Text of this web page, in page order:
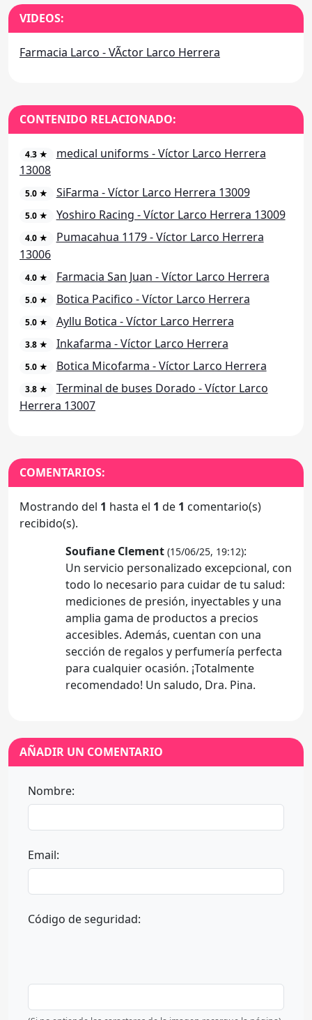
VIDEOS:
Farmacia Larco - VÃ­ctor Larco Herrera
CONTENIDO RELACIONADO:
4.3 ★
medical uniforms - Víctor Larco Herrera
13008
5.0 ★ SiFarma - Víctor Larco Herrera 13009
5.0 ★ Yoshiro Racing - Víctor Larco Herrera 13009
4.0 ★
Pumacahua 1179 - Víctor Larco Herrera
13006
4.0 ★ Farmacia San Juan - Víctor Larco Herrera
5.0 ★ Botica Pacifico - Víctor Larco Herrera
5.0 ★ Ayllu Botica - Víctor Larco Herrera
3.8 ★ Inkafarma - Víctor Larco Herrera
5.0 ★ Botica Micofarma - Víctor Larco Herrera
3.8 ★
Terminal de buses Dorado - Víctor Larco
Herrera 13007
COMENTARIOS:
Mostrando del 1 hasta el 1 de 1 comentario(s)
recibido(s).
Soufiane Clement (15/06/25, 19:12):
Un servicio personalizado excepcional, con
todo lo necesario para cuidar de tu salud:
mediciones de presión, inyectables y una
amplia gama de productos a precios
accesibles. Además, cuentan con una
sección de regalos y perfumería perfecta
para cualquier ocasión. ¡Totalmente
recomendado! Un saludo, Dra. Pina.
AÑADIR UN COMENTARIO
Nombre:
Email:
Código de seguridad: